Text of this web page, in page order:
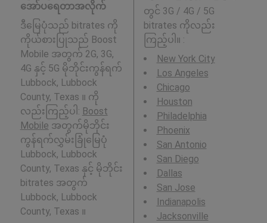
အော်ပရေတာအလိုက်
ဒီမြေပုံသည် bitrates ကို
ကိုယ်စားပြုသည် Boost
Mobile အတွက် 2G, 3G,
4G နှင့် 5G မိုဘိုင်းကွန်ရက်
Lubbock, Lubbock
County, Texas ။ ကို
လည်းကြည့်ပါ: Boost
Mobile အတွက်မိုဘိုင်း
ကွန်ရက်လွှမ်းခြုံမြေပုံ
Lubbock, Lubbock
County, Texas နှင့် မိုဘိုင်း
bitrates အတွက်
Lubbock, Lubbock
County, Texas ။
တွင် 3G / 4G / 5G
bitrates ကိုလည်း
ကြည့်ပါ။ :
New York City
Los Angeles
Chicago
Houston
Philadelphia
Phoenix
San Antonio
San Diego
Dallas
San Jose
Indianapolis
Jacksonville